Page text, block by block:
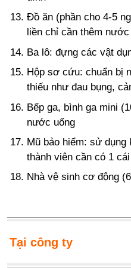
Đồ ăn (phần cho 4-5
liền chỉ cần thêm
Ba lô: đựng các vật
Hộp sơ cứu: chuẩn bị
thiếu như đau bụng,
Bếp ga, bình ga mini
nước uống
Mũ bảo hiểm: sử dụng
thành viên cần có 1 cái
Nhà vệ sinh cơ động
Tại công ty